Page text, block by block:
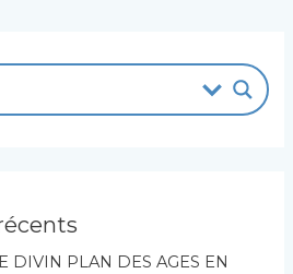
DIVIN PLAN DES AGES EN